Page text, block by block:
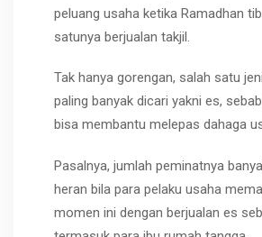
peluang usaha ketika Ramadhan
satunya berjualan takjil.
Tak hanya gorengan, salah satu
paling banyak dicari yakni es,
bisa membantu melepas dahaga
Pasalnya, jumlah peminatnya
heran bila para pelaku usaha
momen ini dengan berjualan es